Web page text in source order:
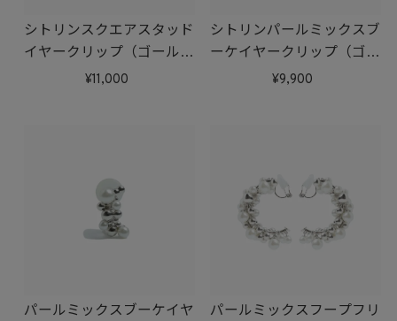
シトリンスクエアスタッド
イヤークリップ（ゴール
11,000
シトリンパールミックスブ
ーケイヤークリップ（ゴー
ルド）（片耳）
9,900
パールミックスブーケイヤ
パールミックスフープフリ